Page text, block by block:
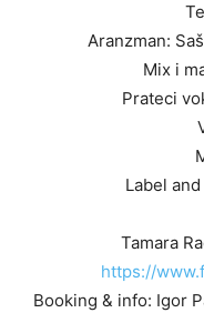
Aranzman:
Mix i
Prateci
Label
Tamara
https://
Booking & info: Igor